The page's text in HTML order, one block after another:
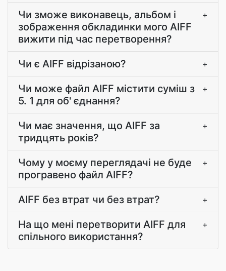
Чи зможе виконавець, альбом і
зображення обкладинки мого AIFF
вижити під час перетворення?
+
Чи є AIFF відрізаною? +
Чи може файл AIFF містити суміш з
5. 1 для об' єднання?
+
Чи має значення, що AIFF за
тридцять років?
+
Чому у моєму переглядачі не буде
програвено файл AIFF?
+
AIFF без втрат чи без втрат? +
На що мені перетворити AIFF для
спільного використання?
+